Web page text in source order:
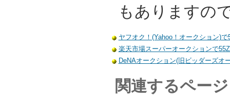
もありますの
ヤフオク！(Yahoo！オークション)
楽天市場スーパーオークションで
DeNAオークション(旧ビッダーズオ
関連するページ